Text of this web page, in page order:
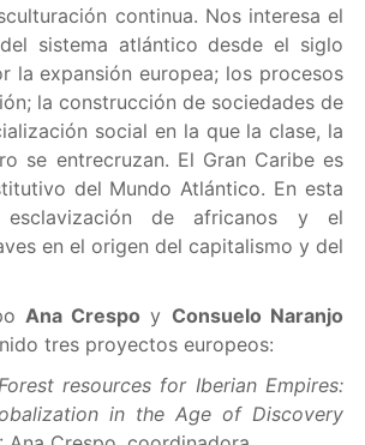
continua. Nos interesa el
sistema atlántico desde el siglo
la expansión europea; los procesos
la construcción de sociedades de
social en la que la clase, la
se entrecruzan. El Gran Caribe es
del Mundo Atlántico. En esta
esclavización de africanos y el
en el origen del capitalismo y del
Ana Crespo y Consuelo Naranjo
tres proyectos europeos:
resources for Iberian Empires:
in the Age of Discovery